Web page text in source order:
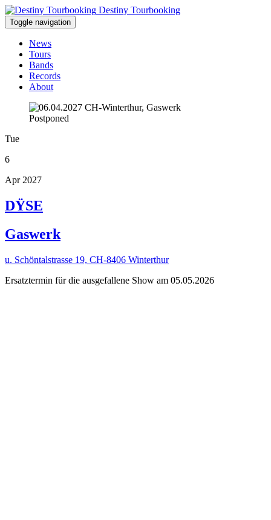
Destiny Tourbooking
Toggle navigation
News
Tours
Bands
Records
About
Postponed
Tue
6
Apr 2027
DŸSE
Gaswerk
u. Schöntalstrasse 19, CH-8406 Winterthur
Ersatztermin für die ausgefallene Show am 05.05.2026